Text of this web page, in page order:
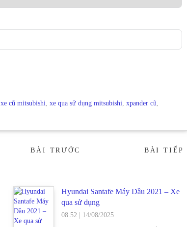
xe cũ mitsubishi, xe qua sử dụng mitsubishi, xpander cũ,
BÀI TRƯỚC BÀI TIẾP→
Hyundai Santafe Máy Dầu 2021 – Xe
qua sử dụng
08:52| 14/08/2025